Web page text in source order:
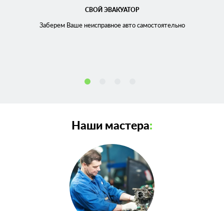
СВОЙ ЭВАКУАТОР
Заберем Ваше неисправноеавто самостоятельно
Наши мастера: